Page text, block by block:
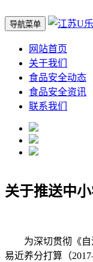
导航菜单
网站首页
关于我们
食品安全动态
食品安全资讯
联系我们
关于推送中
为深切贯彻《自
易近养分打算（